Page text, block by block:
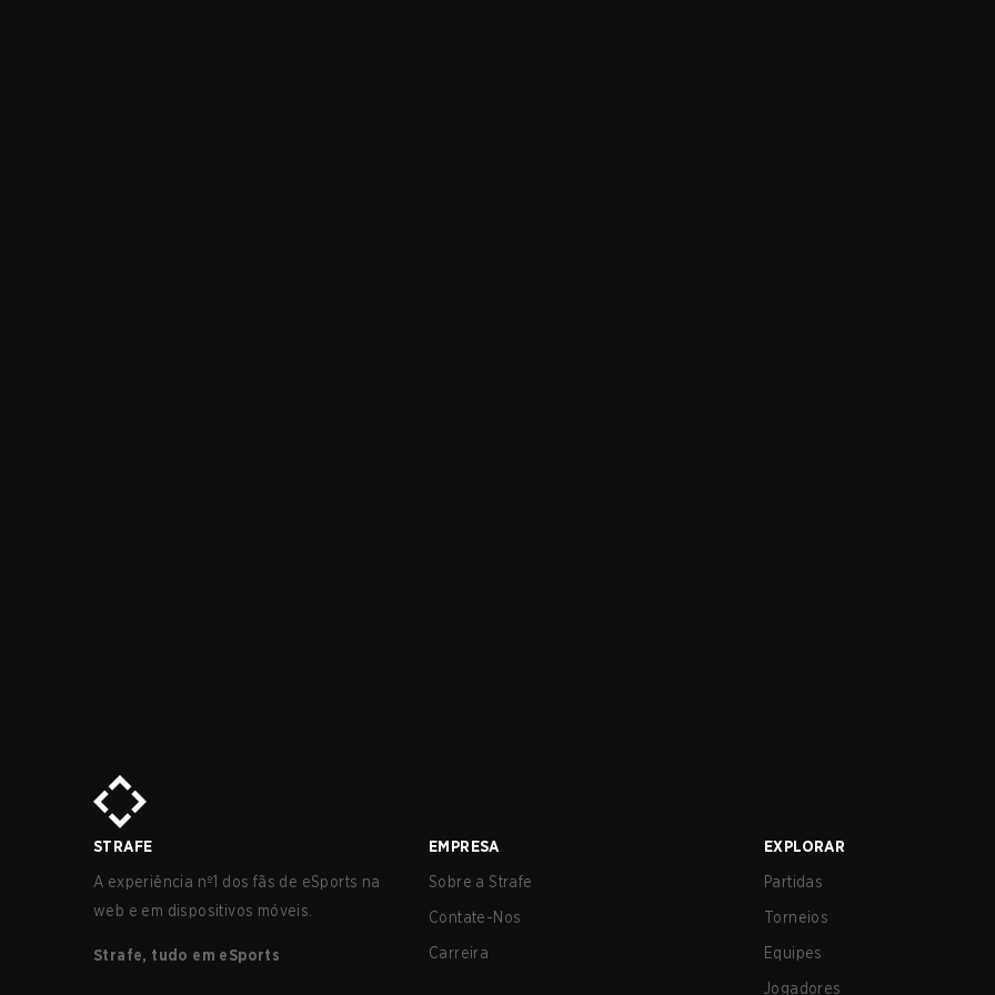
STRAFE
A experiência nº1 dos fãs de eSports na
web e em dispositivos móveis.
Strafe, tudo em eSports
EMPRESA
Sobre a Strafe
Contate-Nos
Carreira
EXPLORAR
Partidas
Torneios
Equipes
Jogadores